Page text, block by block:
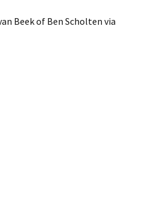
Beek of Ben Scholten via